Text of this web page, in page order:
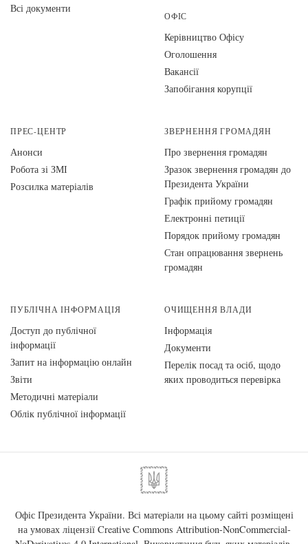
Всі документи
ОФІС
Керівництво Офісу
Оголошення
Вакансії
Запобігання корупції
ПРЕС-ЦЕНТР
Анонси
Робота зі ЗМІ
Розсилка матеріалів
ЗВЕРНЕННЯ ГРОМАДЯН
Про звернення громадян
Зразок звернення громадян до
Президента України
Графік прийому громадян
Електронні петиції
Порядок прийому громадян
Стан опрацювання звернень
громадян
ПУБЛІЧНА ІНФОРМАЦІЯ
Доступ до публічної
інформації
Запит на інформацію онлайн
Звіти
Методичні матеріали
Облік публічної інформації
ОЧИЩЕННЯ ВЛАДИ
Інформація
Документи
Перелік посад та осіб, щодо
яких проводиться перевірка
Офіс Президента України. Всі матеріали на цьому сайті розміщені
на умовах ліцензії Creative Commons Attribution-NonCommercial-